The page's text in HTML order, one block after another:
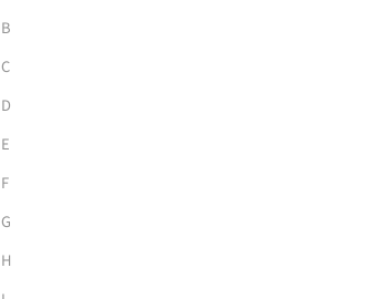
B
C
D
E
F
G
H